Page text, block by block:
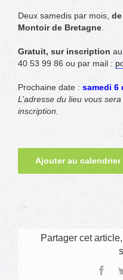
Deux samedis par mois, de
Montoir de Bretagne
Gratuit, sur inscription
40 53 99 86 ou par mail :
Prochaine date : samedi 6
L’adresse du lieu vous
inscription.
Ajouter au calendrier
Partager cet